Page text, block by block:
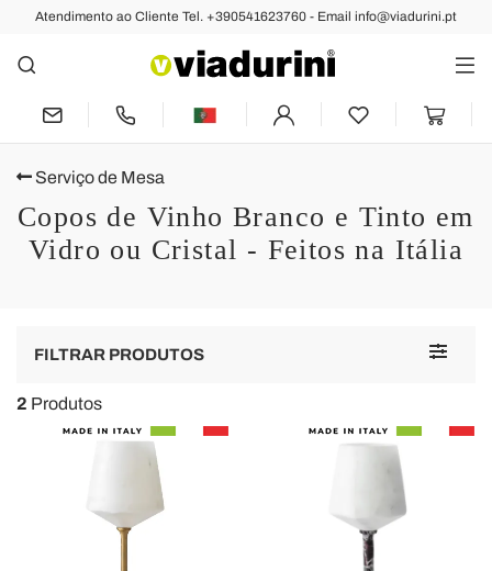
Atendimento ao Cliente Tel. +390541623760 - Email info@viadurini.pt
Serviço de Mesa
Copos de Vinho Branco e Tinto em
Vidro ou Cristal - Feitos na Itália
Toggle
FILTRAR PRODUTOS
2 Produtos